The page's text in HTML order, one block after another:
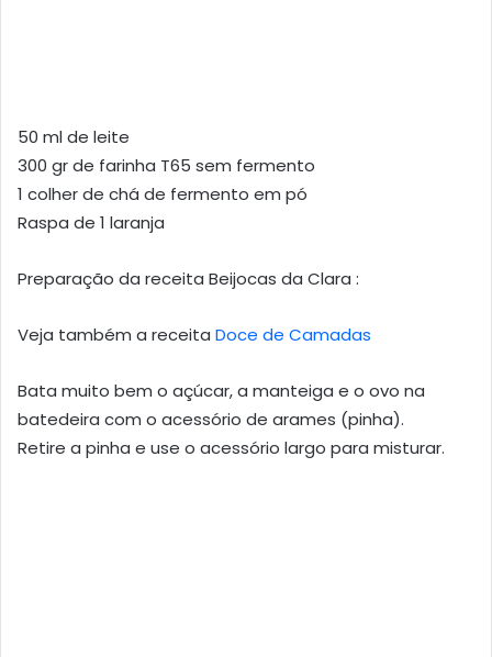
50 ml de leite
300 gr de farinha T65 sem fermento
1 colher de chá de fermento em pó
Raspa de 1 laranja
Preparação da receita Beijocas da Clara :
Veja também a receita Doce de Camadas
Bata muito bem o açúcar, a manteiga e o ovo na
batedeira com o acessório de arames (pinha).
Retire a pinha e use o acessório largo para misturar.